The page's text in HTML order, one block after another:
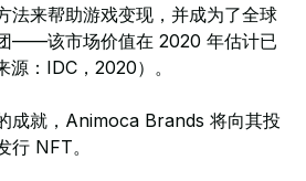
法来帮助游戏变现，并成为了全球
——该市场价值在 2020 年估计已
源：IDC，2020）。
成就，Animoca Brands 将向其投
行 NFT。